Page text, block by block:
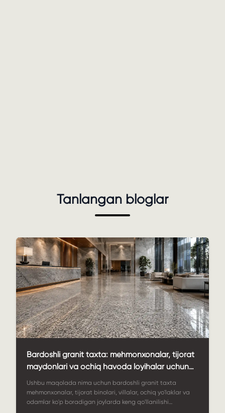
Tanlangan bloglar
Bardoshli granit taxta: mehmonxonalar, tijorat
maydonlari va ochiq havoda loyihalar uchun
amaliy tanlov
Ushbu maqolada nima uchun bardoshli granit taxta
mehmonxonalar, tijorat binolari, villalar, ochiq yo'laklar va
odamlar ko'p boradigan joylarda keng qo'llanilishi